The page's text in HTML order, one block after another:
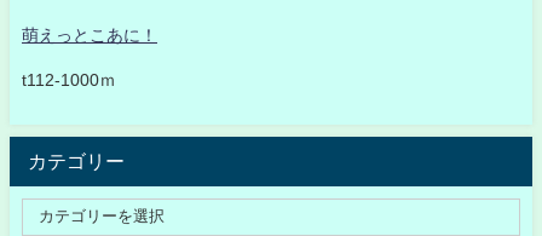
萌えっとこあに！
t112-1000ｍ
カテゴリー